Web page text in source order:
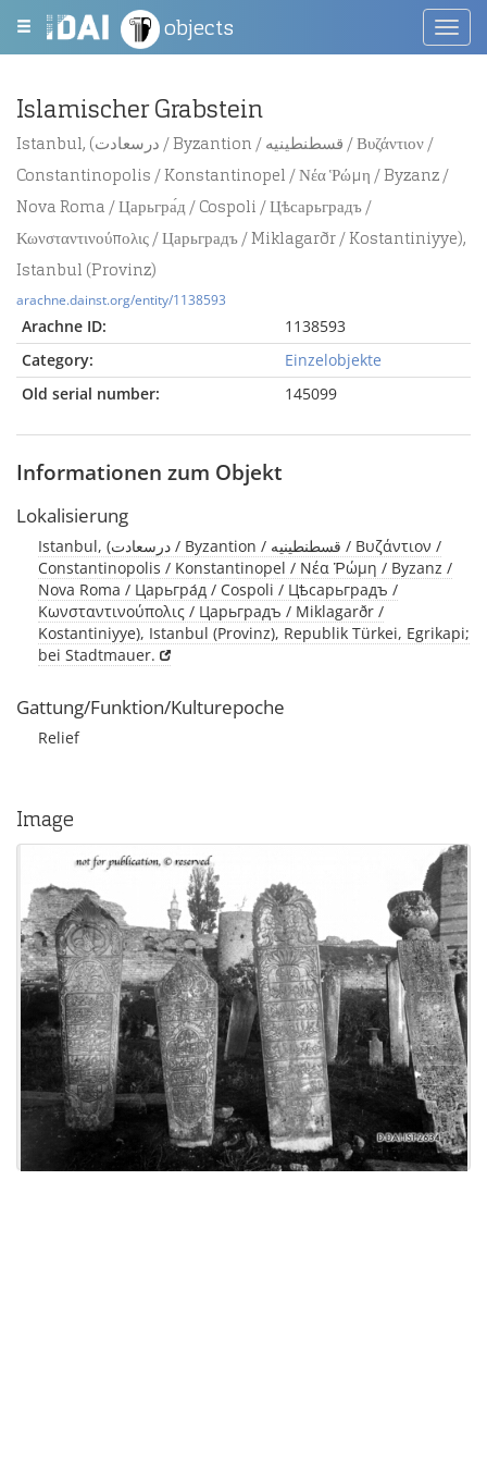
objects
Islamischer Grabstein
Istanbul, (درسعادت / Byzantion / قسطنطينيه / Βυζάντιον /
Constantinopolis / Konstantinopel / Νέα Ῥώμη / Byzanz /
Nova Roma / Царьгра́д / Cospoli / Цѣсарьградъ /
Κωνσταντινούπολις / Царьградъ / Miklagarðr / Kostantiniyye),
Istanbul (Provinz)
arachne.dainst.org/entity/1138593
Arachne ID:
1138593
Category:
Einzelobjekte
Old serial number:
145099
Informationen zum Objekt
Lokalisierung
Istanbul, (درسعادت / Byzantion / قسطنطينيه / Βυζάντιον /
Constantinopolis / Konstantinopel / Νέα Ῥώμη / Byzanz /
Nova Roma / Царьгра́д / Cospoli / Цѣсарьградъ /
Κωνσταντινούπολις / Царьградъ / Miklagarðr /
Kostantiniyye), Istanbul (Provinz), Republik Türkei, Egrikapi;
bei Stadtmauer.
Gattung/Funktion/Kulturepoche
Relief
Image